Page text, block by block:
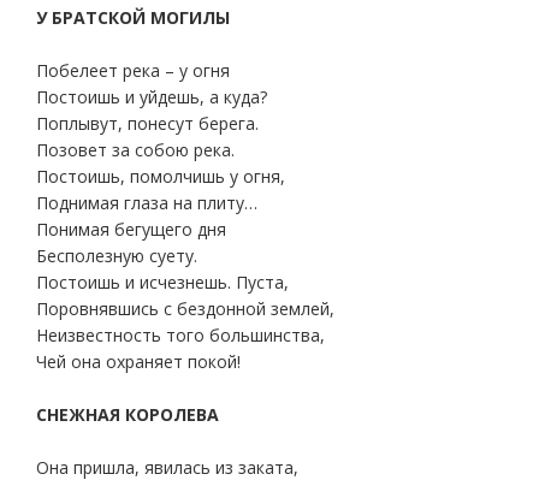
У БРАТСКОЙ МОГИЛЫ
Побелеет река – у огня
Постоишь и уйдешь, а куда?
Поплывут, понесут берега.
Позовет за собою река.
Постоишь, помолчишь у огня,
Поднимая глаза на плиту…
Понимая бегущего дня
Бесполезную суету.
Постоишь и исчезнешь. Пуста,
Поровнявшись с бездонной землей,
Неизвестность того большинства,
Чей она охраняет покой!
СНЕЖНАЯ КОРОЛЕВА
Она пришла, явилась из заката,